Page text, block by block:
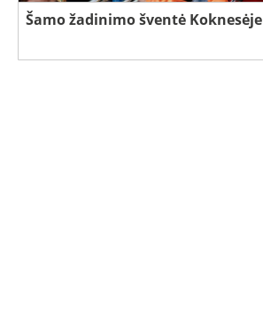
Šamo žadinimo šventė Koknesėje